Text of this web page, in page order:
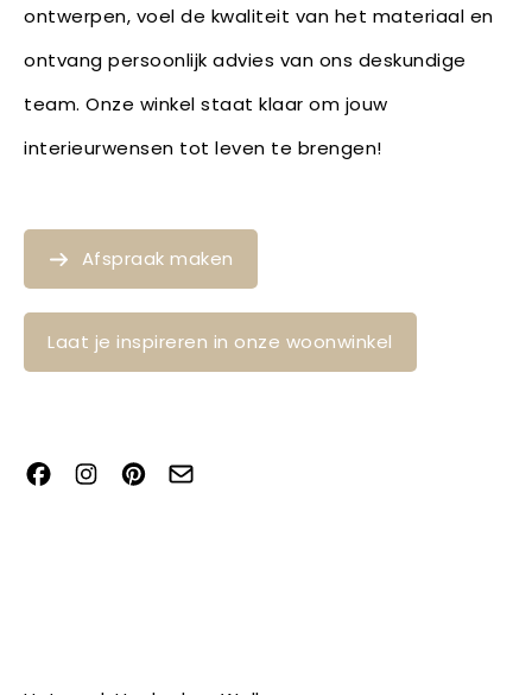
ontwerpen, voel de kwaliteit van het materiaal en
ontvang persoonlijk advies van ons deskundige
team. Onze winkel staat klaar om jouw
interieurwensen tot leven te brengen!
Afspraak maken
Laat je inspireren in onze woonwinkel